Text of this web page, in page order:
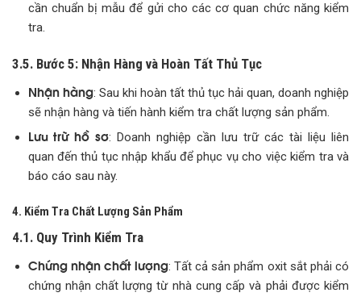
cần chuẩn bị mẫu để gửi cho các cơ quan chức năng kiểm
tra.
3.5. Bước 5: Nhận Hàng và Hoàn Tất Thủ Tục
Nhận hàng: Sau khi hoàn tất thủ tục hải quan, doanh nghiệp
sẽ nhận hàng và tiến hành kiểm tra chất lượng sản phẩm.
Lưu trữ hồ sơ: Doanh nghiệp cần lưu trữ các tài liệu liên
quan đến thủ tục nhập khẩu để phục vụ cho việc kiểm tra và
báo cáo sau này.
4. Kiểm Tra Chất Lượng Sản Phẩm
4.1. Quy Trình Kiểm Tra
Chứng nhận chất lượng: Tất cả sản phẩm oxit sắt phải có
chứng nhận chất lượng từ nhà cung cấp và phải được kiểm